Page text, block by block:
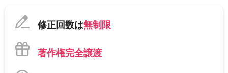
修正回数は無制限
著作権完全譲渡